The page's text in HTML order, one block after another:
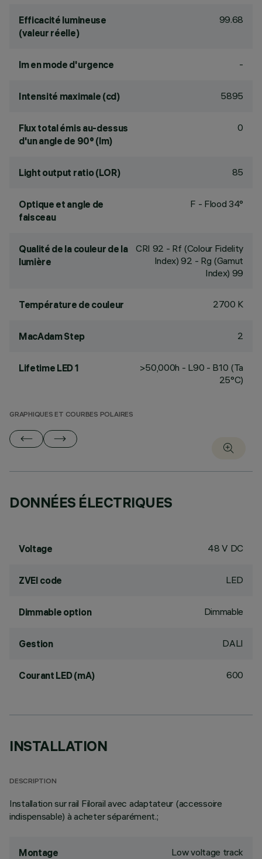
Efficacité lumineuse
(valeur réelle)
99.68
lm en mode d'urgence -
Intensité maximale (cd) 5895
Flux total émis au-dessus
d'un angle de 90° (lm)
0
Light output ratio (LOR) 85
Optique et angle de
faisceau
F - Flood 34°
Qualité de la couleur de la
lumière
CRI 92 - Rf (Colour Fidelity
Index) 92 - Rg (Gamut
Index) 99
Température de couleur 2700 K
MacAdam Step 2
Lifetime LED 1
>50,000h - L90 - B10 (Ta
25°C)
GRAPHIQUES ET COURBES POLAIRES
DONNÉES ÉLECTRIQUES
Voltage 48 V DC
ZVEI code LED
Dimmable option Dimmable
Gestion DALI
Courant LED (mA) 600
INSTALLATION
DESCRIPTION
Installation sur rail Filorail avec adaptateur (accessoire
indispensable) à acheter séparément.;
Montage Low voltage track